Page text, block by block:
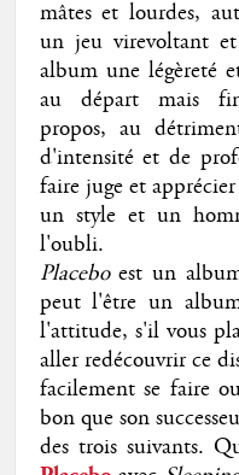
mâtes et lourdes,
un jeu virevoltant
album une légèreté
au départ mais
propos, au
d'intensité et de
faire juge et
un style et un
l'oubli.
Placeboest un
peut l'être un
l'attitude, s'il vous
aller redécouvrir ce
facilement se faire
bon que son
des trois suivants.